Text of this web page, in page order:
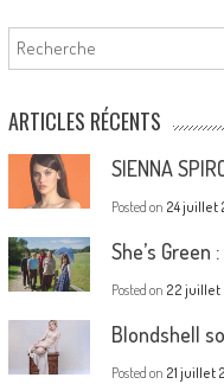
Rechercher
ARTICLES RÉCENTS
SIENNA
Posted on 24 juillet
She’s Green
Posted on 22 juillet
Blondshell
Posted on 21 juillet